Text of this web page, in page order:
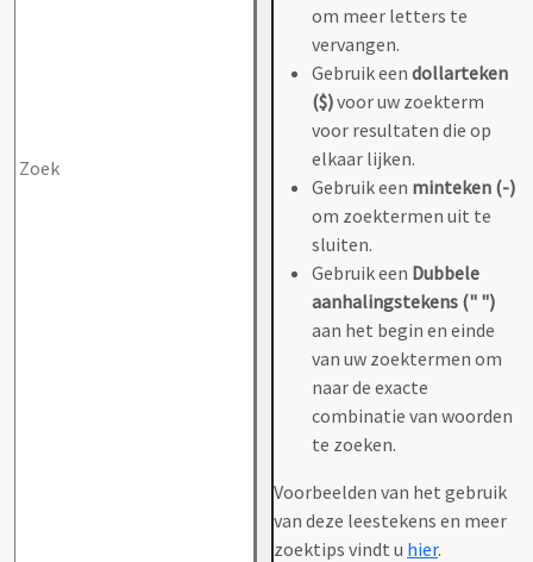
om meer letters te
vervangen.
Gebruik een dollarteken
($)voor uw zoekterm
voor resultaten die op
elkaar lijken.
Gebruik een minteken (-)
om zoektermen uit te
sluiten.
Gebruik een Dubbele
aanhalingstekens (" ")
aan het begin en einde
van uw zoektermen om
naar de exacte
combinatie van woorden
te zoeken.
Voorbeelden van het gebruik
van deze leestekens en meer
zoektips vindt u hier.